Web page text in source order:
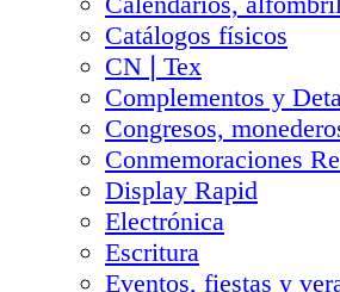
Catálogos físicos
CN❘Tex
Complementos y
Congresos,
Conmemoraciones
Display Rapid
Electrónica
Escritura
Eventos, fiestas y